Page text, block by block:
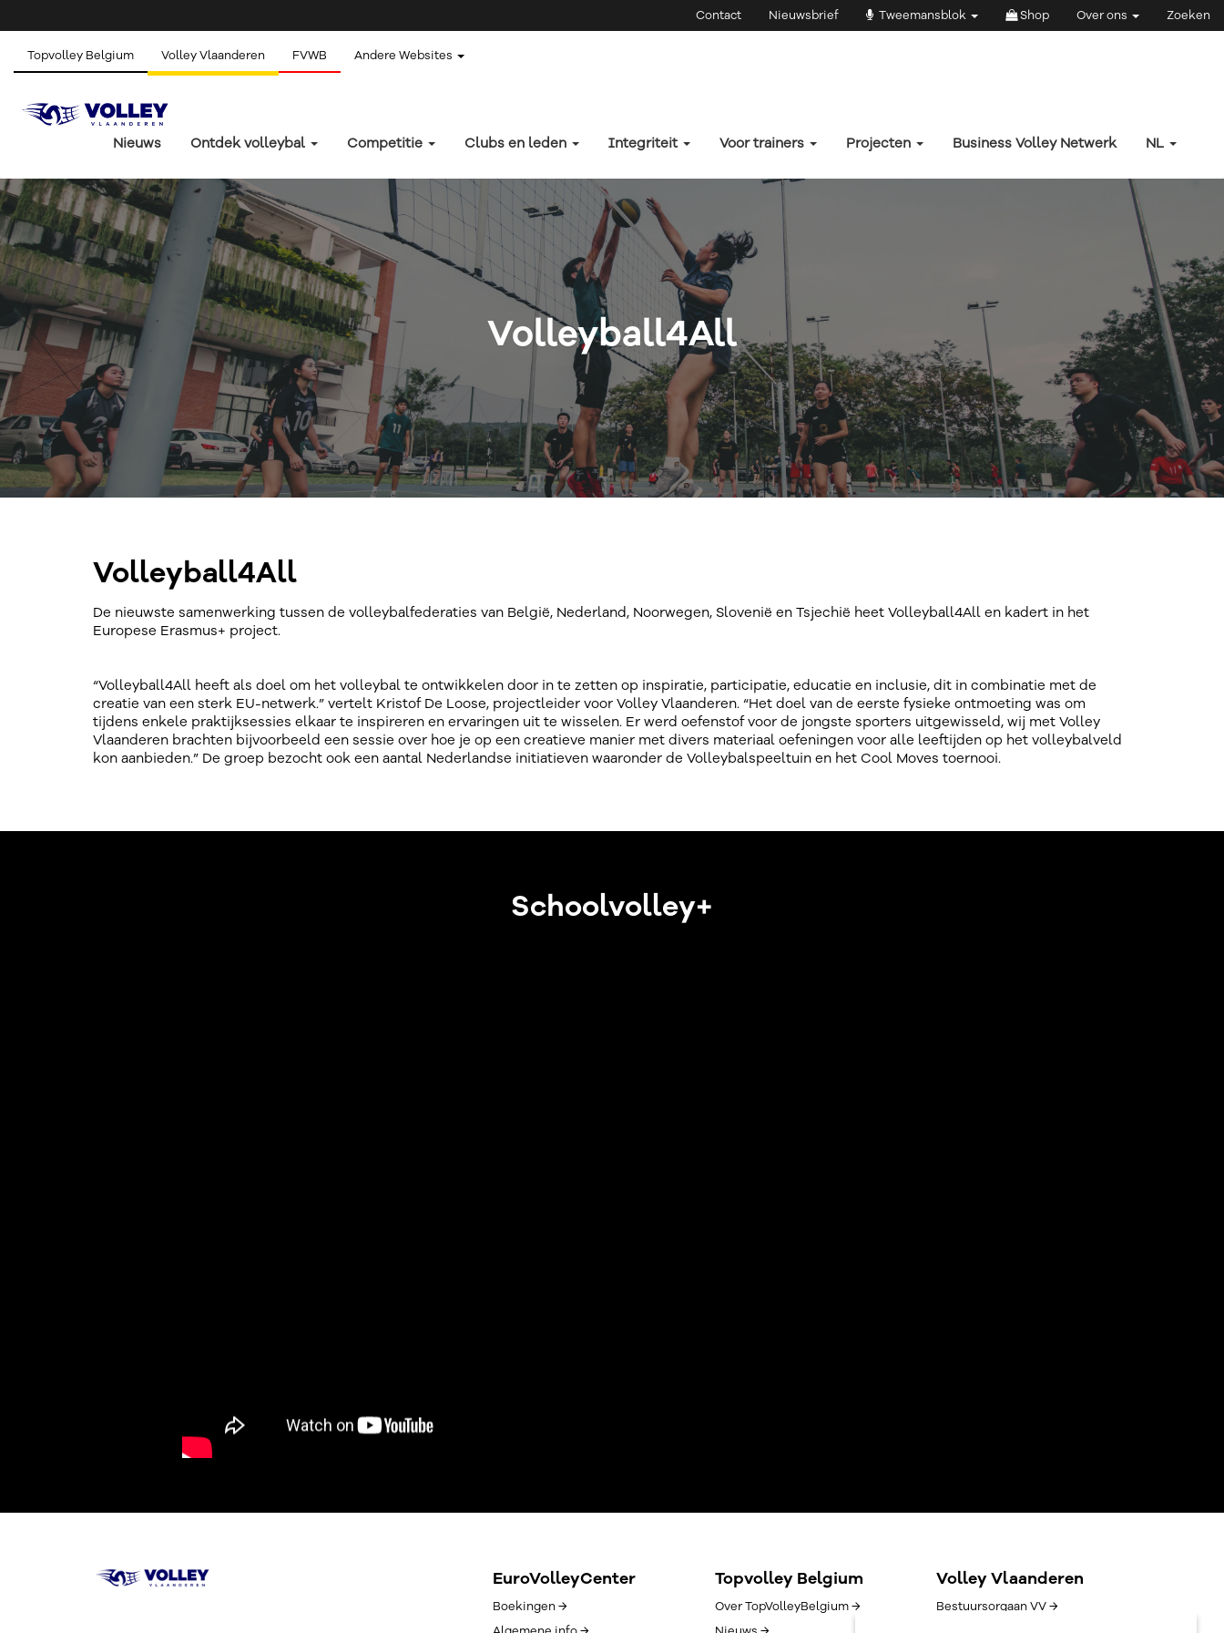
Contact Nieuwsbrief Tweemansblok Shop Over ons Zoeken
Topvolley Belgium Volley Vlaanderen FVWB Andere Websites
Nieuws Ontdek volleybal Competitie Clubs en leden Integriteit Voor trainers Projecten Business Volley Netwerk NL
Volleyball4All
Volleyball4All
De nieuwste samenwerking tussen de volleybalfederaties van België, Nederland, Noorwegen, Slovenië en Tsjechië heet Volleyball4All en kadert in het
Europese Erasmus+ project.
“Volleyball4All heeft als doel om het volleybal te ontwikkelen door in te zetten op inspiratie, participatie, educatie en inclusie, dit in combinatie met de
creatie van een sterk EU-netwerk.” vertelt Kristof De Loose, projectleider voor Volley Vlaanderen. “Het doel van de eerste fysieke ontmoeting was om
tijdens enkele praktijksessies elkaar te inspireren en ervaringen uit te wisselen. Er werd oefenstof voor de jongste sporters uitgewisseld, wij met Volley
Vlaanderen brachten bijvoorbeeld een sessie over hoe je op een creatieve manier met divers materiaal oefeningen voor alle leeftijden op het volleybalveld
kon aanbieden.” De groep bezocht ook een aantal Nederlandse initiatieven waaronder de Volleybalspeeltuin en het Cool Moves toernooi.
Schoolvolley+
Volley Vlaanderen
Bestuursorgaan VV →
Topvolley Belgium
Over TopVolleyBelgium →
EuroVolleyCenter
Boekingen →